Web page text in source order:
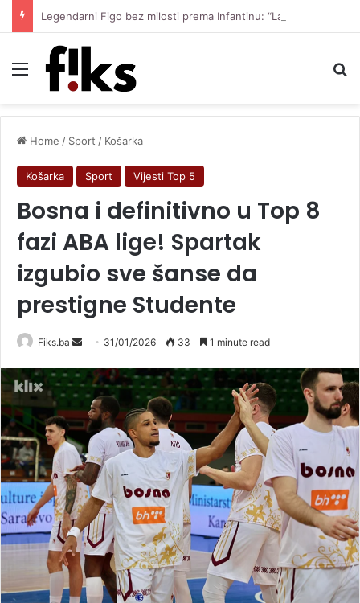
Menu
Home / Sport / Košarka
Košarka Sport Vijesti Top 5
Bosna i definitivno u Top 8
fazi ABA lige! Spartak
izgubio sve šanse da
prestigne Studente
Fiks.ba
Send
email
31/01/2026 33 1 minute read